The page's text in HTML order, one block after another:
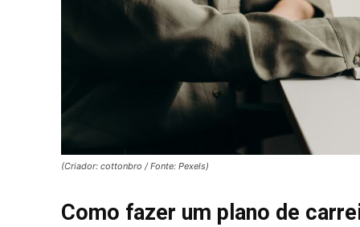
(Criador: cottonbro / Fonte: Pexels)
Como fazer um plano de